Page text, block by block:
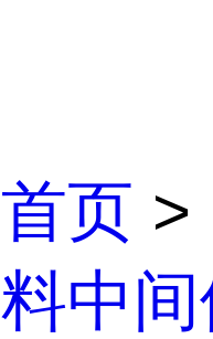
首页 >
料中